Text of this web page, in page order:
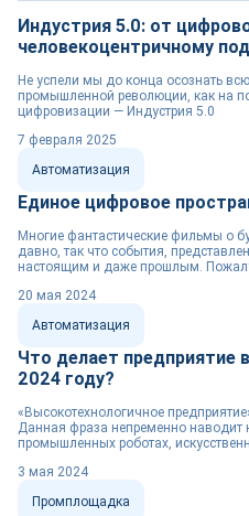
Индустрия 5.0: от
человекоцентричному
Не успели мы до конца осознать
промышленной революции, как на
цифровизации — Индустрия 5.0
Автоматизация
7 февраля 2025
Единое цифровое
Многие фантастические фильмы о
давно, так что события,
настоящим и даже прошлым.
Автоматизация
20 мая 2024
Что делает предприятие
2024 году?
«Высокотехнологичное
Данная фраза непременно
промышленных роботах,
Промплощадка
3 мая 2024